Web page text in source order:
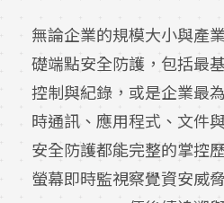
無論企業的規模大小與產
礎端點安全防護，包括最
控制與紀錄，或是企業最
時通訊、應用程式、文件
安全防護都能完整的掌控
螢幕即時監視察覺資安威